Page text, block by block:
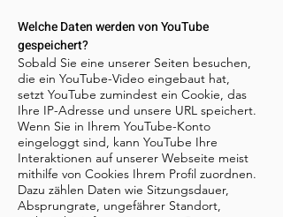
Welche Daten werden von YouTube
gespeichert?
Sobald Sie eine unserer Seiten besuchen,
die ein YouTube-Video eingebaut hat,
setzt YouTube zumindest ein Cookie, das
Ihre IP-Adresse und unsere URL speichert.
Wenn Sie in Ihrem YouTube-Konto
eingeloggt sind, kann YouTube Ihre
Interaktionen auf unserer Webseite meist
mithilfe von Cookies Ihrem Profil zuordnen.
Dazu zählen Daten wie Sitzungsdauer,
Absprungrate, ungefährer Standort,